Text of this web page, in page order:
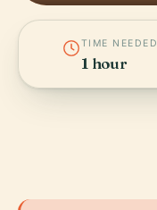
TIME NEEDED
1 hour